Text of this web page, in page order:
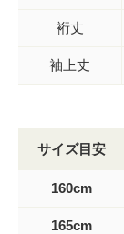
裄丈
袖上丈
サイズ目安
160cm
165cm